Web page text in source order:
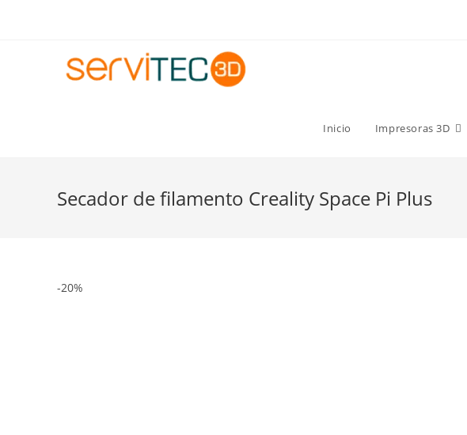
Inicio Impresoras 3D
Secador de filamento Creality Space Pi Plus
-20%